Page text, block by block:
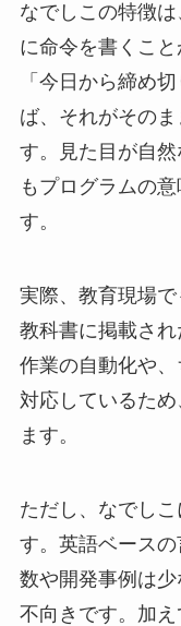
なでしこの特徴
に命令を書くこと
「今日から締め
ば、それがその
す。見た目が自
もプログラムの
す。
実際、教育現場
教科書に掲載さ
作業の自動化や
対応しているた
ます。
ただし、なでし
す。英語ベース
数や開発事例は
不向きです。加